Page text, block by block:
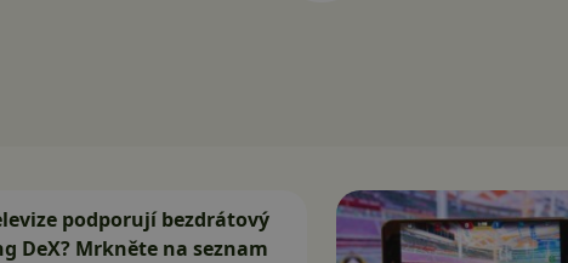
podporují bezdrátový
DeX? Mrkněte na seznam